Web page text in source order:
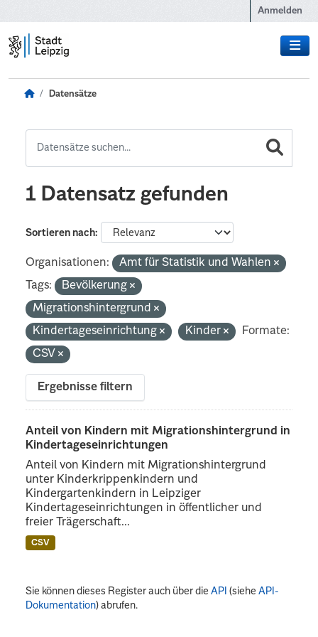
Anmelden
Datensätze
1 Datensatz gefunden
Sortieren nach
Organisationen:
Amt für Statistik und Wahlen
Tags:
Bevölkerung
Migrationshintergrund
Kindertageseinrichtung
Kinder
Formate:
CSV
Ergebnisse filtern
Anteil von Kindern mit Migrationshintergrund in
Kindertageseinrichtungen
Anteil von Kindern mit Migrationshintergrund
unter Kinderkrippenkindern und
Kindergartenkindern in Leipziger
Kindertageseinrichtungen in öffentlicher und
freier Trägerschaft...
CSV
Sie können dieses Register auch über dieAPI (sieheAPI-
Dokumentation) abrufen.